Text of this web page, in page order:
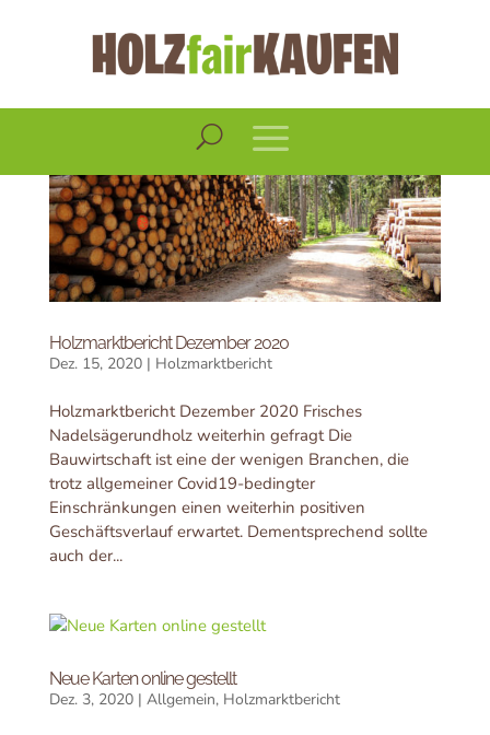
Holzmarktbericht Dezember 2020
Dez. 15, 2020| Holzmarktbericht
Holzmarktbericht Dezember 2020 Frisches
Nadelsägerundholz weiterhin gefragt Die
Bauwirtschaft ist eine der wenigen Branchen, die
trotz allgemeiner Covid19-bedingter
Einschränkungen einen weiterhin positiven
Geschäftsverlauf erwartet. Dementsprechend sollte
auch der...
Neue Karten online gestellt
Dez. 3, 2020| Allgemein, Holzmarktbericht